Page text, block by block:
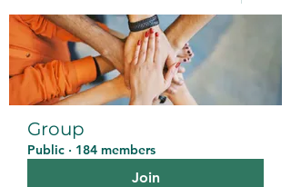
Group
Public · 184 members
Join